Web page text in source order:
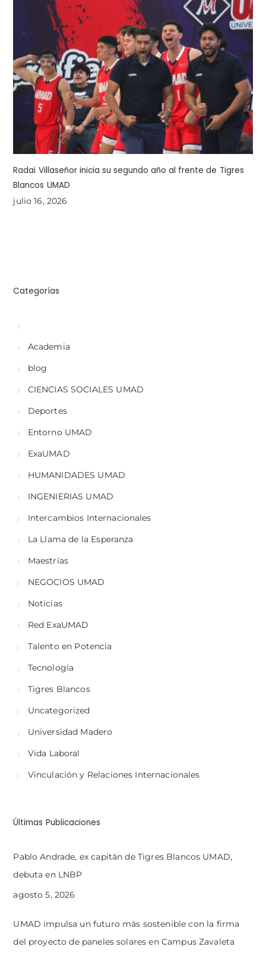
Radai Villaseñor inicia su segundo año al frente de Tigres
Blancos UMAD
julio 16, 2026
Categorías
Academia
blog
CIENCIAS SOCIALES UMAD
Deportes
Entorno UMAD
ExaUMAD
HUMANIDADES UMAD
INGENIERIAS UMAD
Intercambios Internacionales
La Llama de la Esperanza
Maestrías
NEGOCIOS UMAD
Noticias
Red ExaUMAD
Talento en Potencia
Tecnología
Tigres Blancos
Uncategorized
Universidad Madero
Vida Laboral
Vinculación y Relaciones Internacionales
Últimas Publicaciones
Pablo Andrade, ex capitán de Tigres Blancos UMAD,
debuta en LNBP
agosto 5, 2026
UMAD impulsa un futuro más sostenible con la firma
del proyecto de paneles solares en Campus Zavaleta